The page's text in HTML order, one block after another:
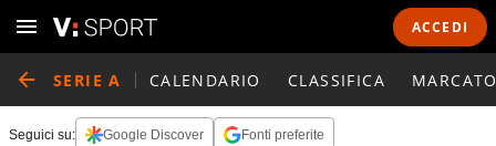
ACCEDI
SERIE A CALENDARIO CLASSIFICA
Seguici su: Google Discover Fonti preferite